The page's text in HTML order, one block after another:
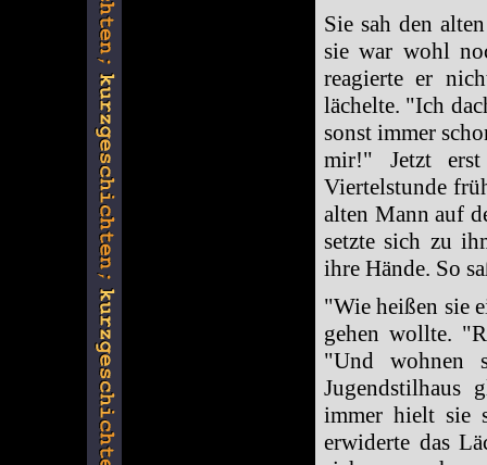
Sie sah den
sie war wohl
reagierte er
lächelte. "Ich
sonst immer
mir!" Jetzt
Viertelstunde
alten Mann auf
setzte sich zu
ihre Hände. So
"Wie heißen sie
gehen wollte.
"Und wohnen
Jugendstilhaus
immer hielt sie
erwiderte das